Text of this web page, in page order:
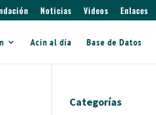
Noticias Videos Enlaces
Acín al día Base de Datos
Categorías